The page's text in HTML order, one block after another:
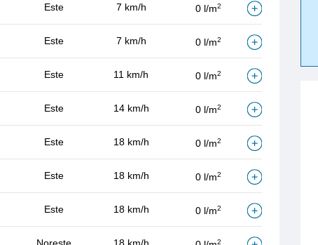
Este 7 km/h 0 l/m2
Este 7 km/h 0 l/m2
Este 11 km/h 0 l/m2
Este 14 km/h 0 l/m2
Este 18 km/h 0 l/m2
Este 18 km/h 0 l/m2
Este 18 km/h 0 l/m2
Noreste 18 km/h 2